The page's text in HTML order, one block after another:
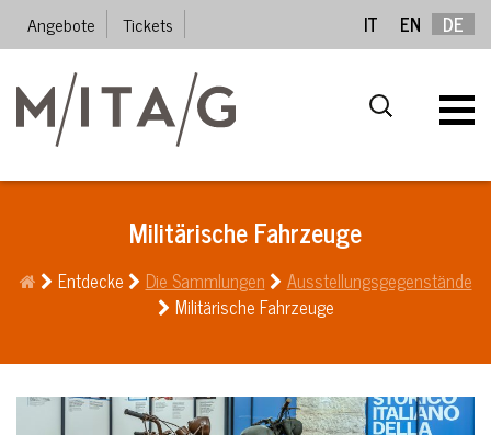
Angebote Tickets IT EN DE
Militärische Fahrzeuge
Entdecke Die Sammlungen
Ausstellungsgegenstände
Militärische Fahrzeuge